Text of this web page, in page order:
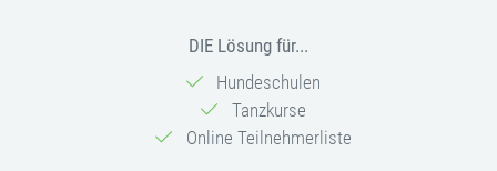
DIE Lösung für...
Hundeschulen
Tanzkurse
Online Teilnehmerliste